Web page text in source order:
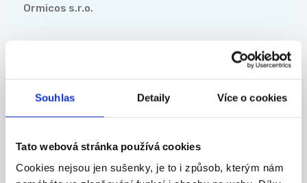
Souhlas Detaily Více o cookies
Tato webová stránka používá cookies
Cookies nejsou jen sušenky, je to i způsob, kterým nám
Ormicos s.r.o.
Kam dále
Částečný úvazek
Brigády